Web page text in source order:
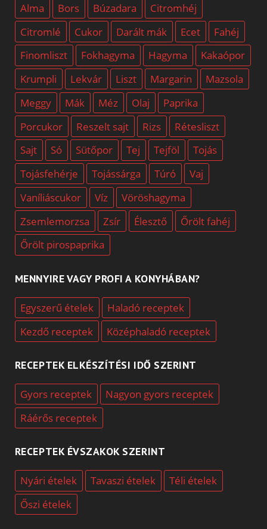
Alma Bors Búzadara
Citromhéj
Citromlé
Cukor Darált mák Ecet
Fahéj
Finomliszt
Fokhagyma Hagyma
Kakaópor
Krumpli
Lekvár Liszt Margarin
Mazsola
Meggy
Mák Méz Olaj
Paprika
Porcukor
Reszelt sajt Rizs
Rétesliszt
Sajt
Só Sütőpor Tej Tejföl
Tojás
Tojásfehérje
Tojássárga Túró
Vaj
Vaníliáscukor
Víz
Vöröshagyma
Zsemlemorzsa
Zsír Élesztő
Őrölt fahéj
Őrölt pirospaprika
MENNYIRE VAGY PROFI A KONYHÁBAN?
Egyszerű ételek
Haladó receptek
Kezdő receptek
Középhaladó receptek
RECEPTEK ELKÉSZÍTÉSI IDŐ SZERINT
Gyors receptek
Nagyon gyors receptek
Ráérős receptek
RECEPTEK ÉVSZAKOK SZERINT
Nyári ételek Tavaszi ételek
Téli ételek
Őszi ételek